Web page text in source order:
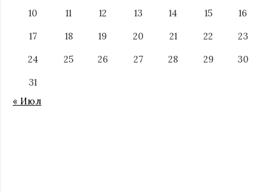
10
11 12 13 14 15
16
17
18 19 20 21 22
23
24
25 26 27 28 29
30
31
« Июл